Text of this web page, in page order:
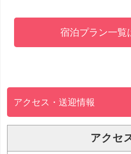
宿泊プラン一覧
アクセス・送迎情報
アクセ